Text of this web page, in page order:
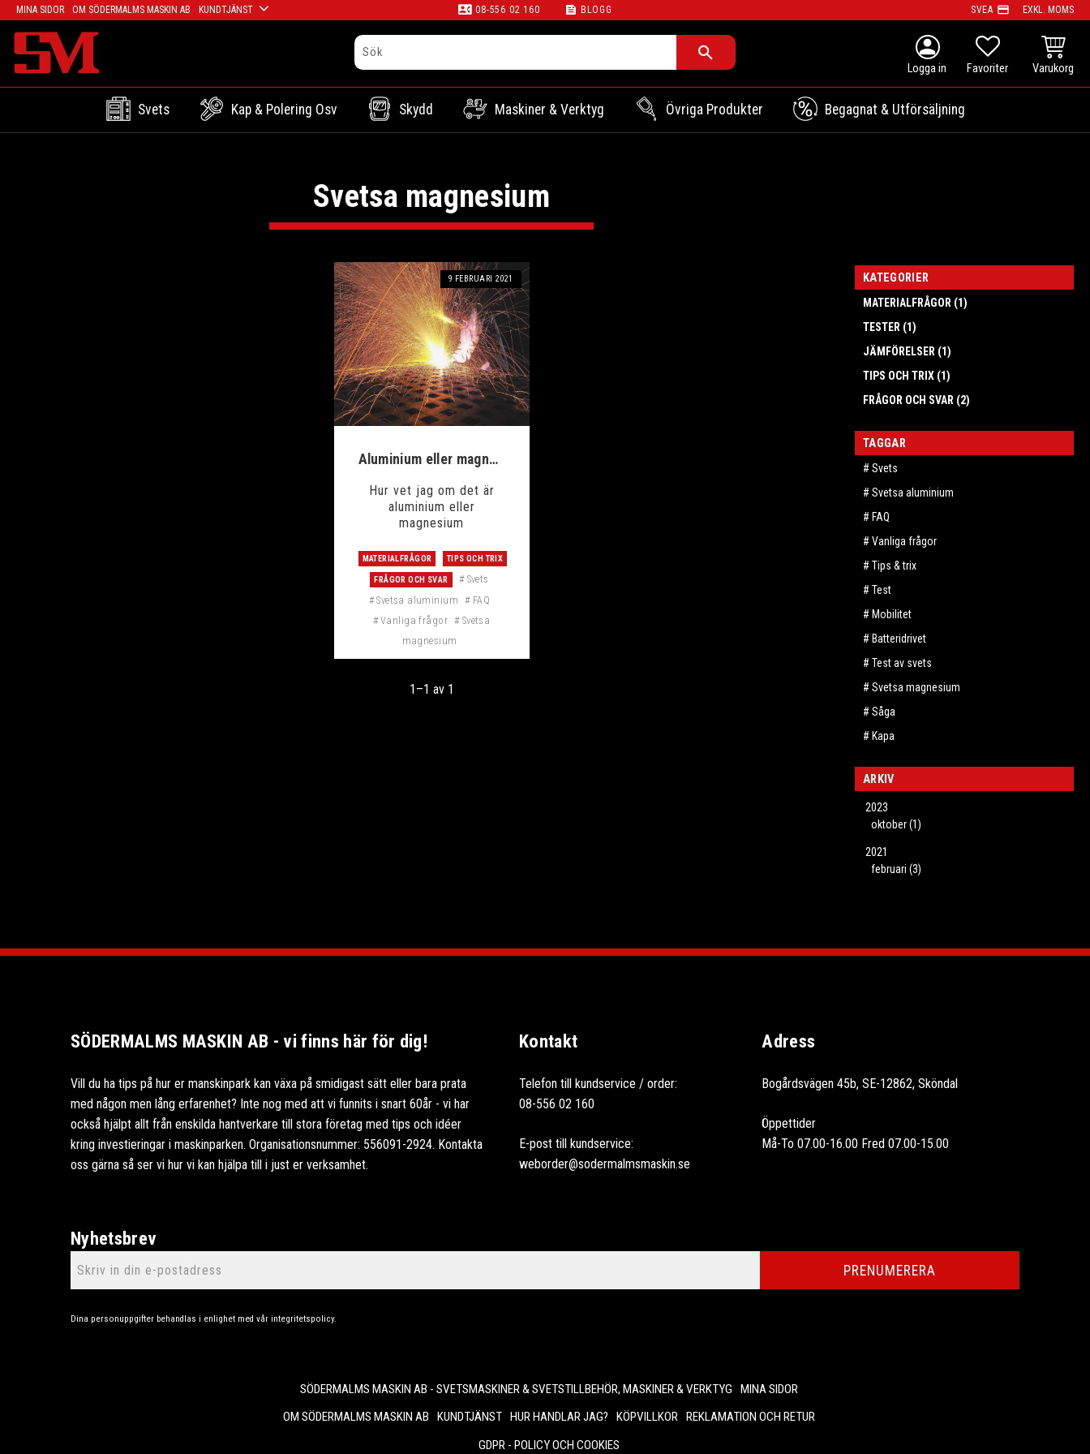
MINA SIDOR OM SÖDERMALMS MASKIN AB KUNDTJÄNST contact_phone 08-556 02 160 feed BLOGG SVEA payment EXKL. MOMS
person
FAVORITER
Svets Kap & Polering Osv Skydd Maskiner & Verktyg Övriga Produkter Begagnat & Utförsäljning
Svetsa magnesium
9 FEBRUARI 2021
Aluminium eller magnesium?
Hur vet jag om det är
aluminium eller
magnesium
MATERIALFRÅGOR
TIPS OCH TRIX
FRÅGOR OCH SVAR
Svets
Svetsa aluminium
FAQ
Vanliga frågor
Svetsa
magnesium
1–1 av 1
KATEGORIER
MATERIALFRÅGOR (1)
TESTER (1)
JÄMFÖRELSER (1)
TIPS OCH TRIX (1)
FRÅGOR OCH SVAR (2)
TAGGAR
Svets
Svetsa aluminium
FAQ
Vanliga frågor
Tips & trix
Test
Mobilitet
Batteridrivet
Test av svets
Svetsa magnesium
Såga
Kapa
ARKIV
2023
oktober (1)
2021
februari (3)
SÖDERMALMS MASKIN AB - vi finns här för dig!
Vill du ha tips på hur er manskinpark kan växa på smidigast sätt eller bara prata
med någon men lång erfarenhet? Inte nog med att vi funnits i snart 60år - vi har
också hjälpt allt från enskilda hantverkare till stora företag med tips och idéer
kring investieringar i maskinparken. Organisationsnummer: 556091-2924. Kontakta
oss gärna så ser vi hur vi kan hjälpa till i just er verksamhet.
Kontakt
Telefon till kundservice / order:
08-556 02 160
E-post till kundservice:
weborder@sodermalmsmaskin.se
Adress
Bogårdsvägen 45b, SE-12862, Sköndal
Öppettider
Må-To 07.00-16.00 Fred 07.00-15.00
Nyhetsbrev
PRENUMERERA
Dina personuppgifter behandlas i enlighet med vår integritetspolicy.
SÖDERMALMS MASKIN AB - SVETSMASKINER & SVETSTILLBEHÖR, MASKINER & VERKTYG
MINA SIDOR
OM SÖDERMALMS MASKIN AB
KUNDTJÄNST HUR HANDLAR JAG? KÖPVILLKOR REKLAMATION OCH RETUR
GDPR - POLICY OCH COOKIES